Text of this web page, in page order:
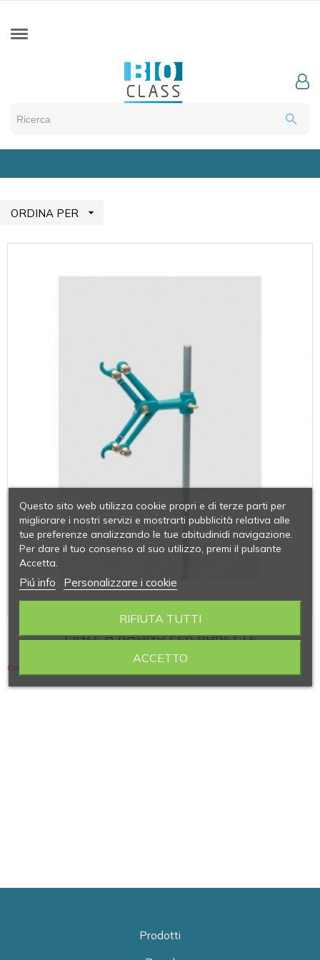
search
ORDINA PER 
PINZE A RAGNO PER BURETTE
Contiene 2 articoli
Prodotti
Questo sito web utilizza cookie propri e di terze parti per
migliorare i nostri servizi e mostrarti pubblicità relativa alle
tue preferenze analizzando le tue abitudinidi navigazione.
Per dare il tuo consenso al suo utilizzo, premi il pulsante
Accetta.
Piú info Personalizzare i cookie
RIFIUTA TUTTI
ACCETTO